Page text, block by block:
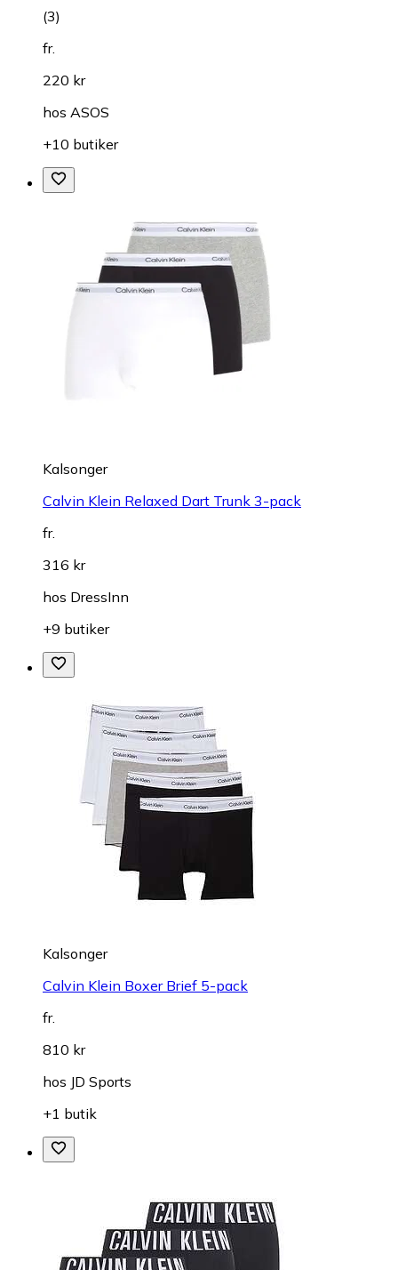
(3)
fr.
220 kr
hos ASOS
+10 butiker
Kalsonger
Calvin Klein Relaxed Dart Trunk 3-pack
fr.
316 kr
hos DressInn
+9 butiker
Kalsonger
Calvin Klein Boxer Brief 5-pack
fr.
810 kr
hos JD Sports
+1 butik